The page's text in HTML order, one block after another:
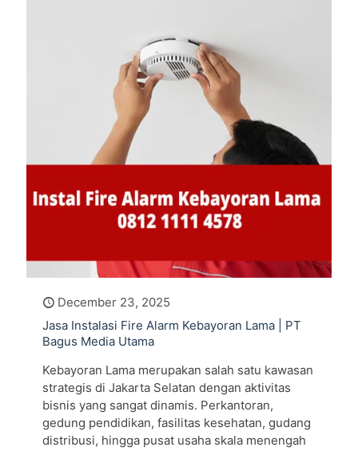
December 23, 2025
Jasa Instalasi Fire Alarm Kebayoran Lama | PT
Bagus Media Utama
Kebayoran Lama merupakan salah satu kawasan
strategis di Jakarta Selatan dengan aktivitas
bisnis yang sangat dinamis. Perkantoran,
gedung pendidikan, fasilitas kesehatan, gudang
distribusi, hingga pusat usaha skala menengah